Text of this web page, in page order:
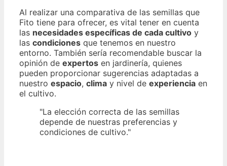
Al realizar una comparativa de las semillas que
Fito tiene para ofrecer, es vital tener en cuenta
las necesidades específicas de cada cultivo y
las condiciones que tenemos en nuestro
entorno. También sería recomendable buscar la
opinión de expertos en jardinería, quienes
pueden proporcionar sugerencias adaptadas a
nuestro espacio, clima y nivel de experiencia en
el cultivo.
"La elección correcta de las semillas
depende de nuestras preferencias y
condiciones de cultivo."